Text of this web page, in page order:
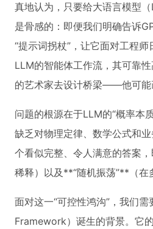
真地认为，只要给大语言模型
是骨感的：即便我们明确告诉
“提示词拐杖”，让它面对工程
LLM的智能体工作流，其可靠
的艺术家去设计桥梁——他可能
问题的根源在于LLM的“概率本
缺乏对物理定律、数学公式和业
个看似完整、令人满意的答案，
稀释）以及**“随机振荡”**（在
面对这一“可控性鸿沟”，我们
Framework）诞生的背景。它